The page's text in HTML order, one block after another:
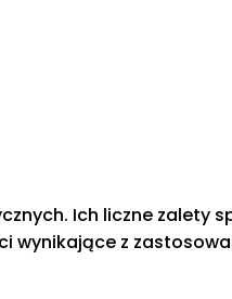
Ich liczne zalety
wynikające z